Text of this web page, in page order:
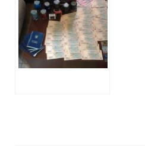
ОТРИМУЮТЬ В
ПОДАРУНОК
ЧИМАЛІ СУМИ